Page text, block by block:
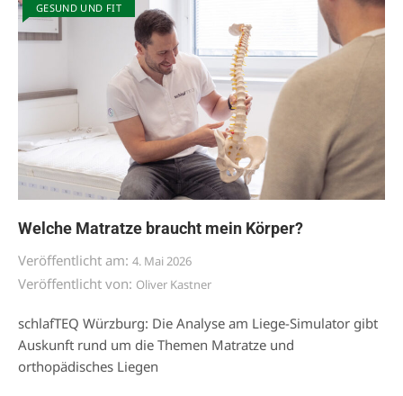
GESUND UND FIT
Welche Matratze braucht mein Körper?
Veröffentlicht am: 4. Mai 2026
Veröffentlicht von: Oliver Kastner
schlafTEQ Würzburg: Die Analyse am Liege-Simulator gibt
Auskunft rund um die Themen Matratze und
orthopädisches Liegen